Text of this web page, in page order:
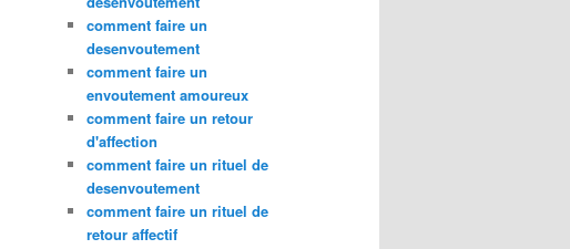
comment faire un
desenvoutement
comment faire un
envoutement amoureux
comment faire un retour
d'affection
comment faire un rituel de
desenvoutement
comment faire un rituel de
retour affectif